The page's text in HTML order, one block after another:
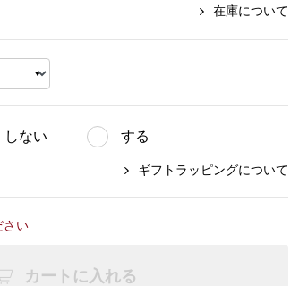
おすすめ特集
パートナー
ハンセン
【特集】ベーシックアイテム for
Ladies
【特集】〈ロングウォーク〉カラフ
Fabric by ベストオブモリス
フェイラー
おすすめ特集
【特集】William Morris／ウィリア
ム･モリス
【特集】VECUA GRAND PREMIUM
【特集】五島の椿
【特集】ご飯のお供
在庫について
しない する
ギフトラッピングについて
さい
カートに入れる